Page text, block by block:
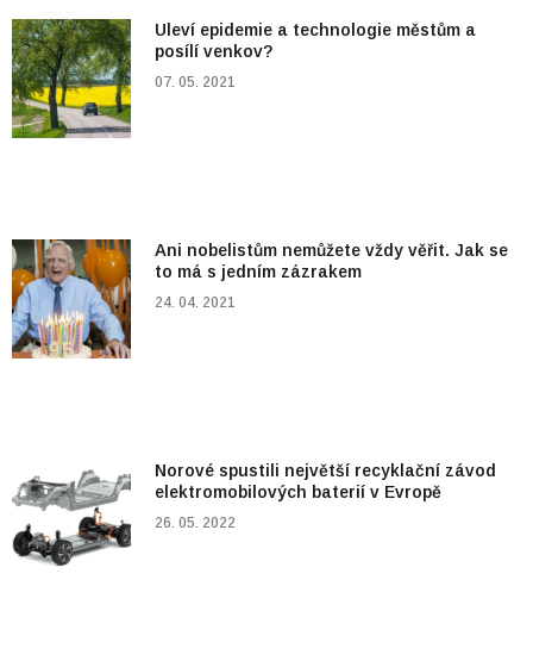
Uleví epidemie a technologie městům a
posílí venkov?
07. 05. 2021
Ani nobelistům nemůžete vždy věřit. Jak se
to má s jedním zázrakem
24. 04. 2021
Norové spustili největší recyklační závod
elektromobilových baterií v Evropě
26. 05. 2022